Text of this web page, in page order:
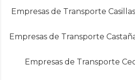
Empresas de Transporte
Empresas de Transporte
Empresas de Transporte